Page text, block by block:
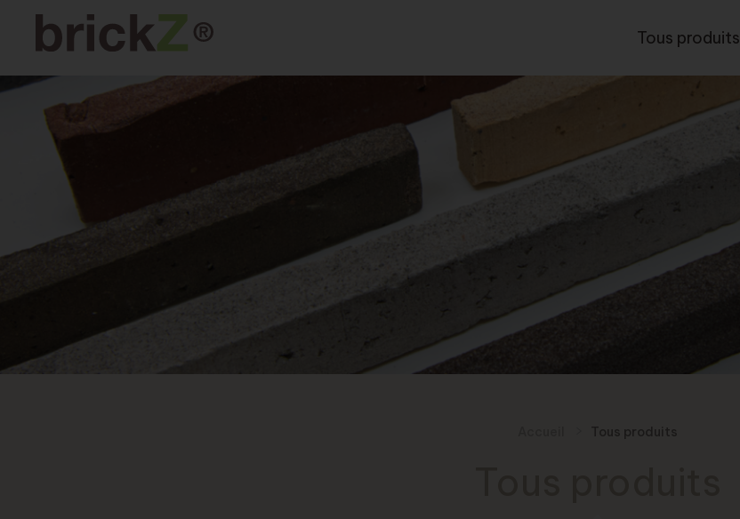
Tous produits
Tous produits